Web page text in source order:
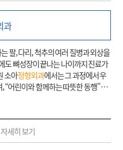
있는 분은 약 처방을 가져 오셔서 진료
·초진 전용창구 오른편외과계 외래 쪽으로 들어
과 진료절차에 관한 안내를 받으십
대한 설명, 입원안내, 수술 전후 주
진료절차를 모두
방약이 있는 분들은 수납 맞은편 번
서 약을 사시면 됩니다.
리나라의외과를 이끌어 온 선구자였
발전을 위한 부단한 연구, 양질의 의
해 나갈 것이다.
50편 이상의 논문을 발표하고 있을 정
클리닉,
의학과, 비뇨기과, 성형
제공하기 위해 노력하고 있습니다.
), 두개골조기유합, 하지강직, 뇌전증
으로 진행이 되므로 소아청소년 신경
이나 수두증, 낭종을 동반한 간질발
닉, 경직클리
에 따라 클리닉으로 의뢰되므로 신
과
팔, 다리, 척추의 여러 질병과 외상을
도 뼈성장이 끝나는 나이까지 진료가
소아정형외과에서는 그 과정에서 우
“어린이와 함께하는 따뜻한 동행” 이
리 아이들에게 불필요한 검사와 보
/정신적 위험과 경제적 손실이 발생
필요한 경우는 주저하지 않고 적극적
이 무엇일지 끊임없이 고민하고 연구
, 가족과 학교로 빨리 돌아갈 수 있
세히 보기